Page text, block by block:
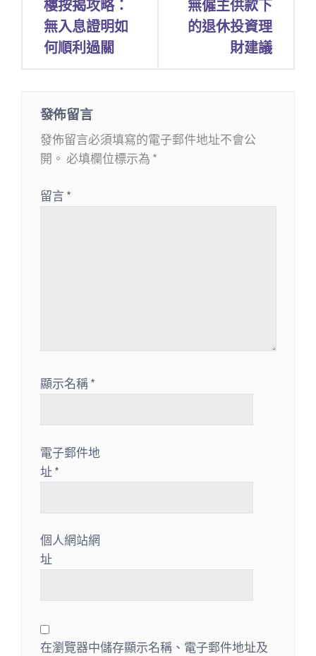
樓按揭攻略：
無入息證明如
何順利過關
無僱主供款下
的退休投資理
財建議
發佈留言
發佈留言必須填寫的電子郵件地址不會公
開。 必填欄位標示為 *
留言*
顯示名稱*
電子郵件地
址 *
個人網站網
址
在瀏覽器中儲存顯示名稱、電子郵件地址及